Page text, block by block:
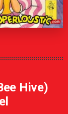
Hive)